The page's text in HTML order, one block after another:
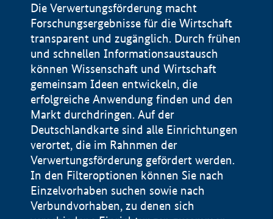
Die Verwertungsförderung macht
Forschungsergebnisse für die Wirtschaft
transparent und zugänglich. Durch frühen
und schnellen Informationsaustausch
können Wissenschaft und Wirtschaft
gemeinsam Ideen entwickeln, die
erfolgreiche Anwendung finden und den
Markt durchdringen. Auf der
Deutschlandkarte sind alle Einrichtungen
verortet, die im Rahnmen der
Verwertungsförderung gefördert werden.
In den Filteroptionen können Sie nach
Einzelvorhaben suchen sowie nach
Verbundvorhaben, zu denen sich